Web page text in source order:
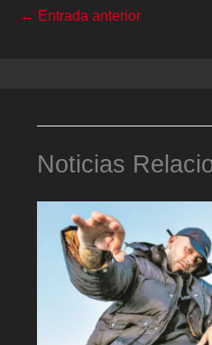
← Entrada anterior
Noticias